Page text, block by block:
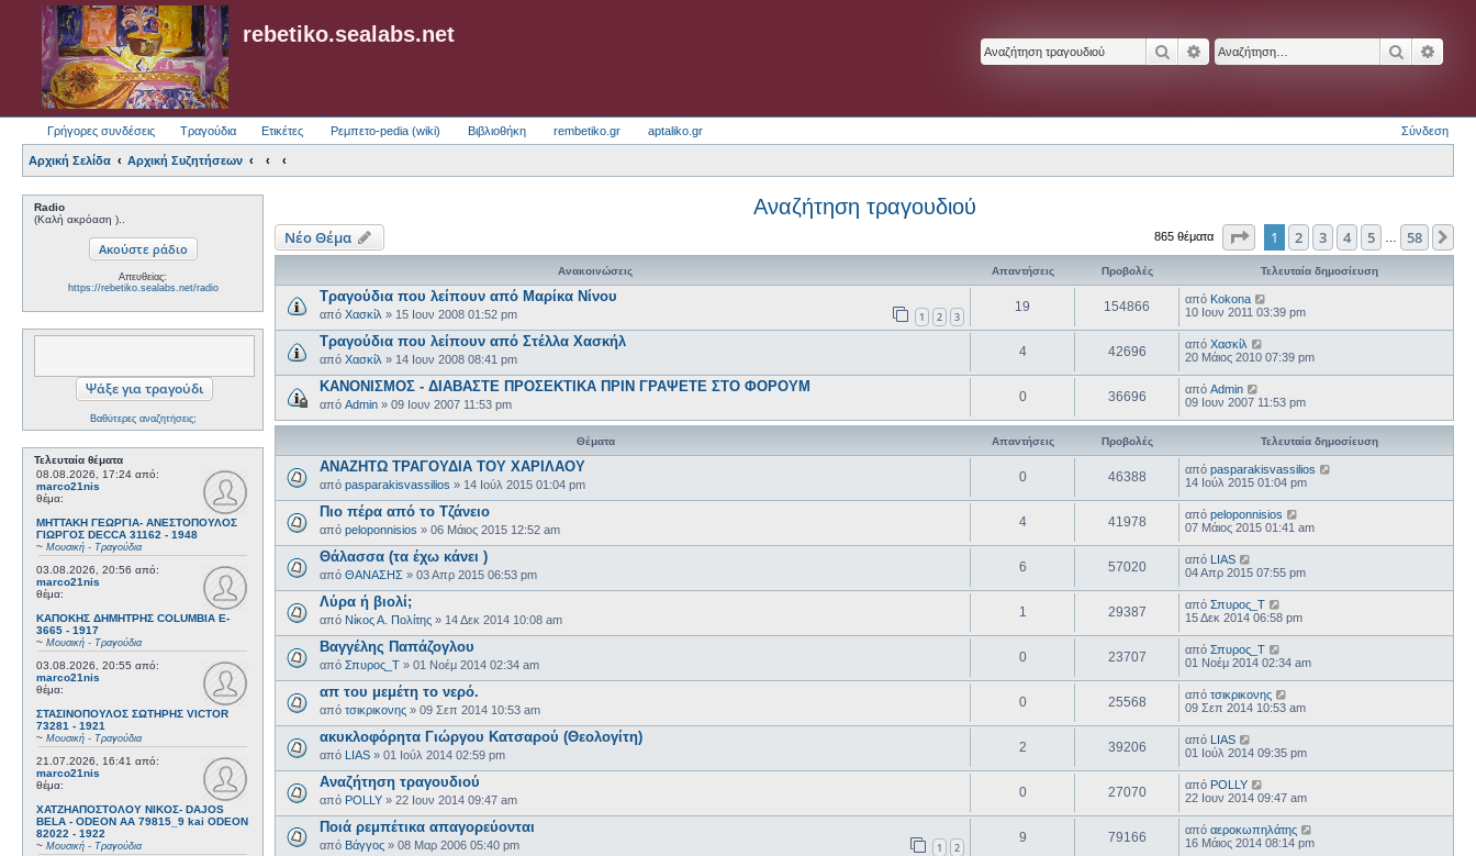
rebetiko.sealabs.net
ΑναζήτησηΕιδική αναζήτηση
Γρήγορες συνδέσεις Τραγούδια Ετικέτες Ρεμπετο-pedia (wiki) Βιβλιοθήκη rembetiko.gr aptaliko.gr Σύνδεση
Αρχική Σελίδα Αρχική Συζητήσεων
Radio
(Καλή ακρόαση )..
Απευθείας:
https://rebetiko.sealabs.net/radio
Βαθύτερες αναζητήσεις;
Τελευταία θέματα
08.08.2026, 17:24 από:
marco21nis
θέμα:
ΜΗΤΤΑΚΗ ΓΕΩΡΓΙΑ- ΑΝΕΣΤΟΠΟΥΛΟΣ
ΓΙΩΡΓΟΣ DECCA 31162 - 1948
~ Μουσική - Τραγούδια
03.08.2026, 20:56 από:
marco21nis
θέμα:
ΚΑΠΟΚΗΣ ΔΗΜΗΤΡΗΣ COLUMBIA E-
3665 - 1917
~ Μουσική - Τραγούδια
03.08.2026, 20:55 από:
marco21nis
θέμα:
ΣΤΑΣΙΝΟΠΟΥΛΟΣ ΣΩΤΗΡΗΣ VICTOR
73281 - 1921
~ Μουσική - Τραγούδια
21.07.2026, 16:41 από:
marco21nis
θέμα:
ΧΑΤΖΗΑΠΟΣΤΟΛΟΥ ΝΙΚΟΣ- DAJOS
BELA - ODEON AA 79815_9 kai ODEON
82022 - 1922
~ Μουσική - Τραγούδια
Αναζήτηση τραγουδιού
Νέο Θέμα 865 θέματα Σελίδα1 από 58
1 2 3 4 5 58
Ανακοινώσεις Απαντήσεις Προβολές Τελευταία δημοσίευση
Τραγούδια που λείπουν από Μαρίκα Νίνου
από Χασκίλ » 15 Ιουν 2008 01:52 pm 1 2 3
19 154866 από Kokona
10 Ιουν 2011 03:39 pm
Τραγούδια που λείπουν από Στέλλα Χασκήλ
από Χασκίλ » 14 Ιουν 2008 08:41 pm
4 42696 από Χασκίλ
20 Μάιος 2010 07:39 pm
ΚΑΝΟΝΙΣΜΟΣ - ΔΙΑΒΑΣΤΕ ΠΡΟΣΕΚΤΙΚΑ ΠΡΙΝ ΓΡΑΨΕΤΕ ΣΤΟ ΦΟΡΟΥΜ
από Admin » 09 Ιουν 2007 11:53 pm
0 36696 από Admin
09 Ιουν 2007 11:53 pm
Θέματα Απαντήσεις Προβολές Τελευταία δημοσίευση
ΑΝΑΖΗΤΩ ΤΡΑΓΟΥΔΙΑ ΤΟΥ ΧΑΡΙΛΑΟΥ
από pasparakisvassilios » 14 Ιούλ 2015 01:04 pm
0 46388 από pasparakisvassilios
14 Ιούλ 2015 01:04 pm
Πιο πέρα από το Τζάνειο
από peloponnisios » 06 Μάιος 2015 12:52 am
4 41978 από peloponnisios
07 Μάιος 2015 01:41 am
Θάλασσα (τα έχω κάνει )
από ΘΑΝΑΣΗΣ » 03 Απρ 2015 06:53 pm
6 57020 από LIAS
04 Απρ 2015 07:55 pm
Λύρα ή βιολί;
από Νίκος Α. Πολίτης » 14 Δεκ 2014 10:08 am
1 29387 από Σπυρος_Τ
15 Δεκ 2014 06:58 pm
Βαγγέλης Παπάζογλου
από Σπυρος_Τ » 01 Νοέμ 2014 02:34 am
0 23707 από Σπυρος_Τ
01 Νοέμ 2014 02:34 am
απ του μεμέτη το νερό.
από τσικρικονης » 09 Σεπ 2014 10:53 am
0 25568 από τσικρικονης
09 Σεπ 2014 10:53 am
ακυκλοφόρητα Γιώργου Κατσαρού (Θεολογίτη)
από LIAS » 01 Ιούλ 2014 02:59 pm
2 39206 από LIAS
01 Ιούλ 2014 09:35 pm
Αναζήτηση τραγουδιού
από POLLY » 22 Ιουν 2014 09:47 am
0 27070 από POLLY
22 Ιουν 2014 09:47 am
Ποιά ρεμπέτικα απαγορεύονται
από Βάγγος » 08 Μαρ 2006 05:40 pm 1 2
9 79166 από αεροκωπηλάτης
16 Μάιος 2014 08:14 pm